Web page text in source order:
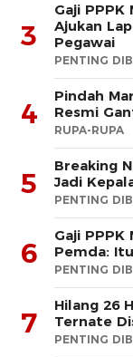
3
Gaji
Ajukan
Pegawai
PENTING
4
Pindah
Resmi
RUPA-RUPA
5
Breaking
Jadi
PENTING
6
Gaji
Pemda:
PENTING
7
Hilang 26
Ternate
PENTING